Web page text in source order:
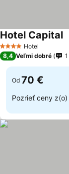
4 Počet hviezdičiek
Hotel
Hotel Capital
8,4 Veľmi dobré
Od 70 €
Pozrieť ceny z(o)